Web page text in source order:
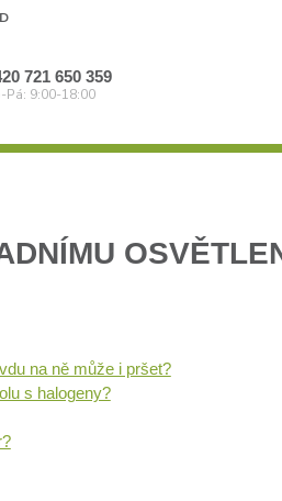
721 650 359
Pá: 9:00-18:00
na ně může i pršet?
s halogeny?